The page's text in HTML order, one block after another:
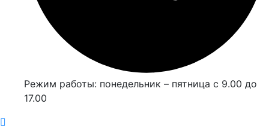
Режим работы: понедельник – пятница с 9.00 до
17.00